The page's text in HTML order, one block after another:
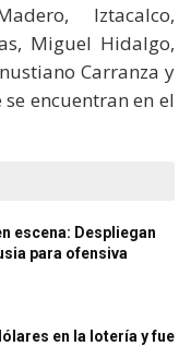
Iztacalco,
Miguel Hidalgo,
Carranza y
encuentran en el
escena: Despliegan
para ofensiva
en la lotería y fue